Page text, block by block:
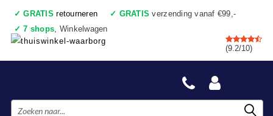
✓ GRATIS retourneren ✓ GRATIS verzending vanaf €99,-
✓ 7 shops, Winkelwagen
✓Voor 17:00 uur besteld, vandaag verzonden
✓Achteraf betalen ✓Ook een échte winkel
(9.2/10)